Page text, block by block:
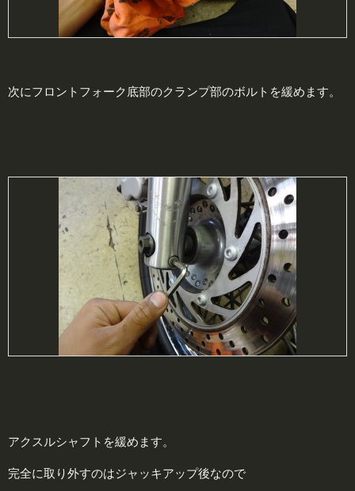
次にフロントフォーク底部のクランプ部のボルトを緩めます。
アクスルシャフトを緩めます。
完全に取り外すのはジャッキアップ後なので